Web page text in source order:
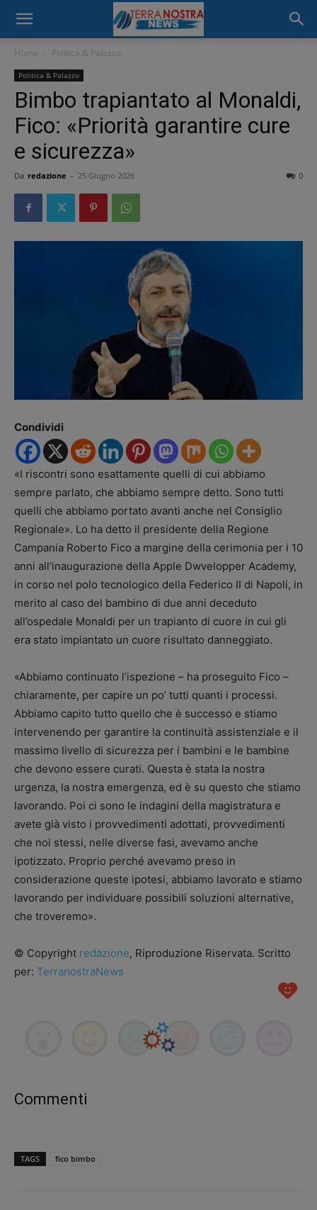
Home Politica & Palazzo
Politica & Palazzo
Bimbo trapiantato al Monaldi,
Fico: «Priorità garantire cure
e sicurezza»
Da redazione - 25 Giugno 2026 0
Condividi
«I riscontri sono esattamente quelli di cui abbiamo
sempre parlato, che abbiamo sempre detto. Sono tutti
quelli che abbiamo portato avanti anche nel Consiglio
Regionale». Lo ha detto il presidente della Regione
Campania Roberto Fico a margine della cerimonia per i 10
anni all’inaugurazione della Apple Dwvelopper Academy,
in corso nel polo tecnologico della Federico II di Napoli, in
merito al caso del bambino di due anni deceduto
all’ospedale Monaldi per un trapianto di cuore in cui gli
era stato impiantato un cuore risultato danneggiato.
«Abbiamo continuato l’ispezione – ha proseguito Fico –
chiaramente, per capire un po’ tutti quanti i processi.
Abbiamo capito tutto quello che è successo e stiamo
intervenendo per garantire la continuità assistenziale e il
massimo livello di sicurezza per i bambini e le bambine
che devono essere curati. Questa è stata la nostra
urgenza, la nostra emergenza, ed è su questo che stiamo
lavorando. Poi ci sono le indagini della magistratura e
avete già visto i provvedimenti adottati, provvedimenti
che noi stessi, nelle diverse fasi, avevamo anche
ipotizzato. Proprio perché avevamo preso in
considerazione queste ipotesi, abbiamo lavorato e stiamo
lavorando per individuare possibili soluzioni alternative,
che troveremo».
© Copyright redazione, Riproduzione Riservata. Scritto
per: TerranostraNews
Commenti
TAGS fico bimbo